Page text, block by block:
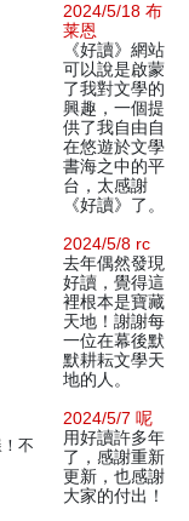
不
2024/5/18 布
莱恩
《好讀》網站
可以說是啟蒙
了我對文學的
興趣，一個提
供了我自由自
在悠遊於文學
書海之中的平
台，太感謝
《好讀》了。
2024/5/8 rc
去年偶然發現
好讀，覺得這
裡根本是寶藏
天地！謝謝每
一位在幕後默
默耕耘文學天
地的人。
2024/5/7 呢
用好讀許多年
了，感謝重新
更新，也感謝
大家的付出！